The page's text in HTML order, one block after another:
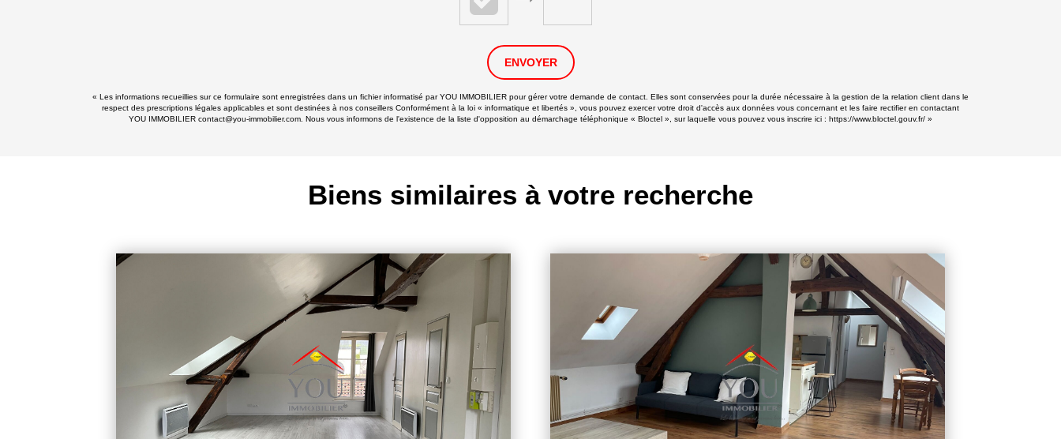
ENVOYER
« Les informations recueillies sur ce formulaire sont enregistrées dans un fichier informatisé par YOU IMMOBILIER pour gérer votre demande de contact. Elles sont conservées pour la durée nécessaire à la gestion de la relation client dans le
respect des prescriptions légales applicables et sont destinées à nos conseillers Conformément à la loi « informatique et libertés », vous pouvez exercer votre droit d'accès aux données vous concernant et les faire rectifier en contactant
YOU IMMOBILIER contact@you-immobilier.com. Nous vous informons de l'existence de la liste d'opposition au démarchage téléphonique « Bloctel », sur laquelle vous pouvez vous inscrire ici : https://www.bloctel.gouv.fr/ »
Biens similaires à votre recherche